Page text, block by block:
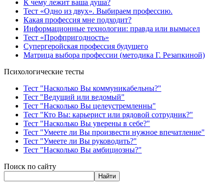
К чему лежит ваша душа?
Тест «Одно из двух». Выбираем профессию.
Какая профессия мне подходит?
Информационные технологии: правда или вымысел
Тест «Профпригодность»
Супергеройская профессия будущего
Матрица выбора профессии (методика Г. Резапкиной)
Психологические тесты
Тест "Насколько Вы коммуникабельны?"
Тест "Ведущий или ведомый"
Тест "Насколько Вы целеустремленны"
Тест "Кто Вы: карьерист или рядовой сотрудник?"
Тест "Насколько Вы уверены в себе?"
Тест "Умеете ли Вы произвести нужное впечатление"
Тест "Умеете ли Вы руководить?"
Тест "Насколько Вы амбициозны?"
Поиск по сайту
Найти